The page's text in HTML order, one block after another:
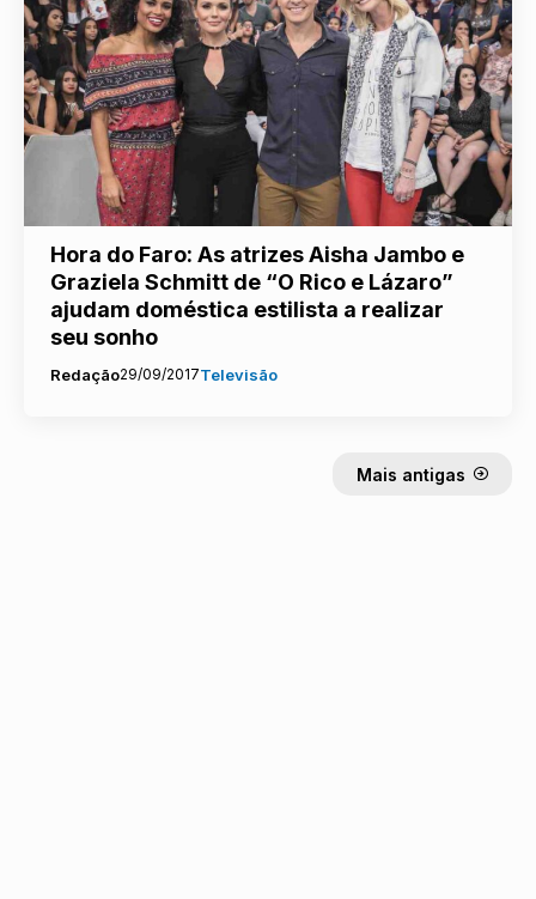
Hora do Faro: As atrizes Aisha Jambo e
Graziela Schmitt de “O Rico e Lázaro”
ajudam doméstica estilista a realizar
seu sonho
Redação29/09/2017Televisão
Mais antigas